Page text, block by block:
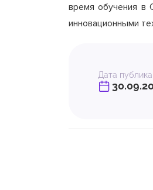
время обучения в
инновационными
Дата